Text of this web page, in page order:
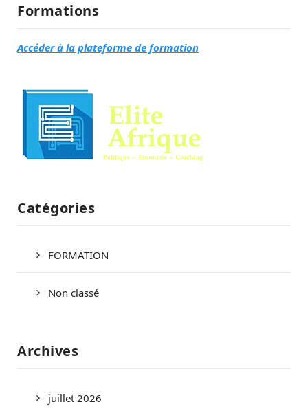
Formations
Accéder à la plateforme de formation
Catégories
FORMATION
Non classé
Archives
juillet 2026